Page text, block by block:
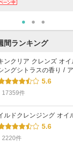
フ
敏感肌 /
フ
乾燥肌 /
フ
乾燥肌 /
間ランキング
ンクリア クレンズ オ
ングシトラスの香り /
5.6
17359件
ルドクレンジング オイ
5.6
2220件